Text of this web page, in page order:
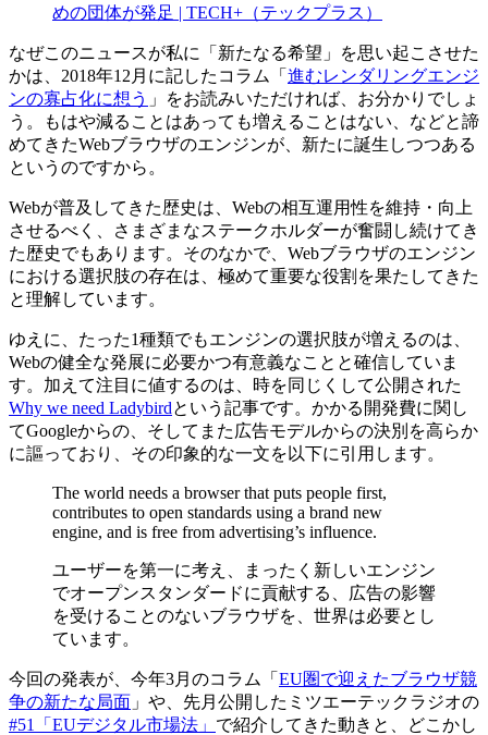
めの団体が発足 | TECH+（テックプラス）
なぜこのニュースが私に「新たなる希望」を思い起こさせた
かは、2018年12月に記したコラム「 進むレンダリングエンジ
ンの寡占化に想う 」をお読みいただければ、お分かりでしょ
う。もはや減ることはあっても増えることはない、などと諦
めてきたWebブラウザのエンジンが、新たに誕生しつつある
というのですから。
Webが普及してきた歴史は、Webの相互運用性を維持・向上
させるべく、さまざまなステークホルダーが奮闘し続けてき
た歴史でもあります。そのなかで、Webブラウザのエンジン
における選択肢の存在は、極めて重要な役割を果たしてきた
と理解しています。
ゆえに、たった1種類でもエンジンの選択肢が増えるのは、
Webの健全な発展に必要かつ有意義なことと確信していま
す。加えて注目に値するのは、時を同じくして公開された
Why we need Ladybirdという記事です。かかる開発費に関し
てGoogleからの、そしてまた広告モデルからの決別を高らか
に謳っており、その印象的な一文を以下に引用します。
The world needs a browser that puts people first,
contributes to open standards using a brand new
engine, and is free from advertising’s influence.
ユーザーを第一に考え、まったく新しいエンジン
でオープンスタンダードに貢献する、広告の影響
を受けることのないブラウザを、世界は必要とし
ています。
今回の発表が、今年3月のコラム「 EU圏で迎えたブラウザ競
争の新たな局面 」や、先月公開したミツエーテックラジオの
#51「EUデジタル市場法」 で紹介してきた動きと、どこかし